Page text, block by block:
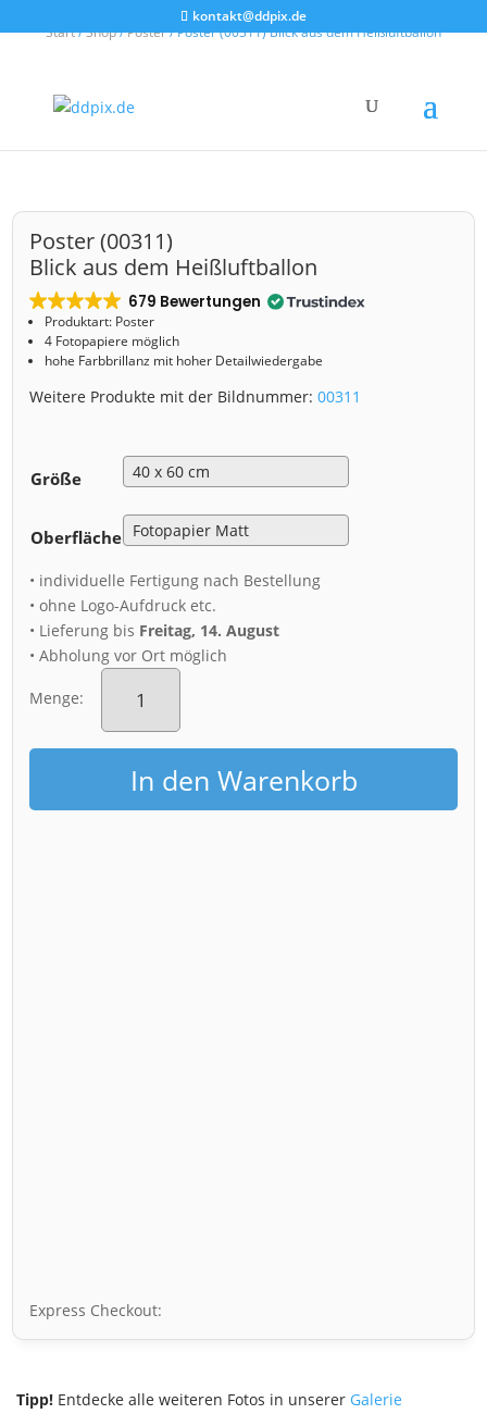
kontakt@ddpix.de
Start/Shop/Poster/ Poster (00311) Blick aus dem Heißluftballon
Poster (00311)
Blick aus dem Heißluftballon
679 Bewertungen
Produktart: Poster
4 Fotopapiere möglich
hohe Farbbrillanz mit hoher Detailwiedergabe
Weitere Produkte mit der Bildnummer:00311
Größe
Oberfläche
• individuelle Fertigung nach Bestellung
• ohne Logo-Aufdruck etc.
• Lieferung bis Freitag, 14. August
• Abholung vor Ort möglich
Menge:
Poster
(00311)
aus
dem
Heißluftballon
MengeIn den Warenkorb
Express Checkout:
Tipp! Entdecke alle weiteren Fotos in unserer Galerie